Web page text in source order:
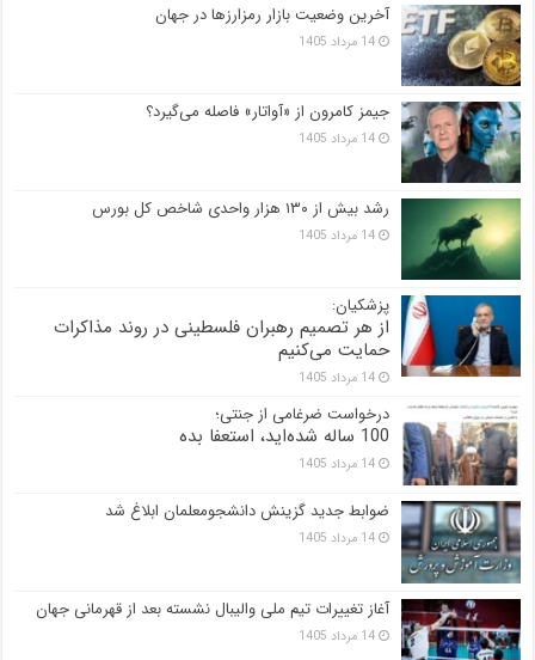
آخرین وضعیت بازار رمزارزها در جهان
14 مرداد 1405
جیمز کامرون از «آواتار» فاصله می‌گیرد؟
14 مرداد 1405
رشد بیش از ۱۳۰ هزار واحدی شاخص کل بورس
14 مرداد 1405
پزشکیان:
از هر تصمیم رهبران فلسطینی در روند مذاکرات
حمایت می‌کنیم
14 مرداد 1405
درخواست ضرغامی از جنتی؛
100 ساله شده‌اید، استعفا بده
14 مرداد 1405
ضوابط جدید گزینش دانشجومعلمان ابلاغ شد
14 مرداد 1405
آغاز تغییرات تیم ملی والیبال نشسته بعد از قهرمانی جهان
14 مرداد 1405